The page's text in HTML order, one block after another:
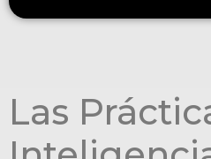
Las